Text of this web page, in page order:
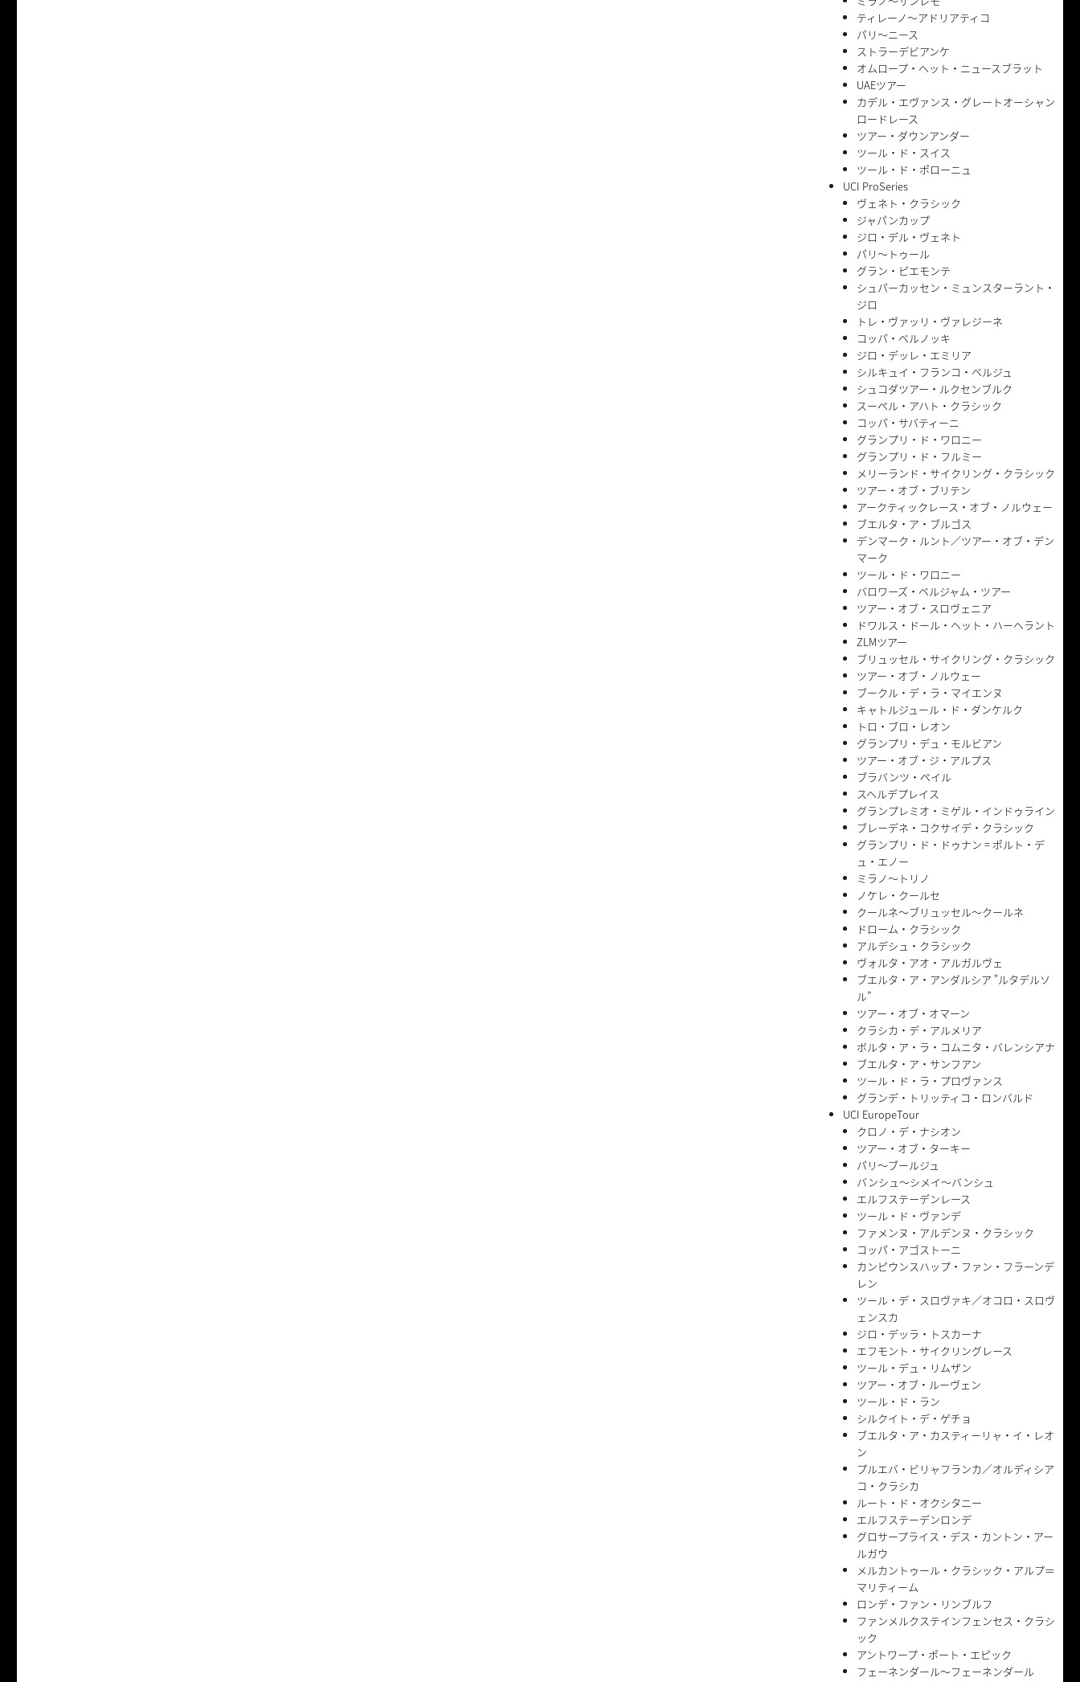
ティレーノ〜アドリアティコ
パリ〜ニース
ストラーデビアンケ
オムロープ・ヘット・ニュースブラット
UAEツアー
カデル・エヴァンス・グレートオーシャン
ロードレース
ツアー・ダウンアンダー
ツール・ド・スイス
ツール・ド・ポローニュ
UCI ProSeries
ヴェネト・クラシック
ジャパンカップ
ジロ・デル・ヴェネト
パリ〜トゥール
グラン・ピエモンテ
シュパーカッセン・ミュンスターラント・
ジロ
トレ・ヴァッリ・ヴァレジーネ
コッパ・ベルノッキ
ジロ・デッレ・エミリア
シルキュイ・フランコ・ベルジュ
シュコダツアー・ルクセンブルク
スーペル・アハト・クラシック
コッパ・サバティーニ
グランプリ・ド・ワロニー
グランプリ・ド・フルミー
メリーランド・サイクリング・クラシック
ツアー・オブ・ブリテン
アークティックレース・オブ・ノルウェー
ブエルタ・ア・ブルゴス
デンマーク・ルント／ツアー・オブ・デン
マーク
ツール・ド・ワロニー
バロワーズ・ベルジャム・ツアー
ツアー・オブ・スロヴェニア
ドワルス・ドール・ヘット・ハーヘラント
ZLMツアー
ブリュッセル・サイクリング・クラシック
ツアー・オブ・ノルウェー
ブークル・デ・ラ・マイエンヌ
キャトルジュール・ド・ダンケルク
トロ・ブロ・レオン
グランプリ・デュ・モルビアン
ツアー・オブ・ジ・アルプス
ブラバンツ・ペイル
スヘルデプレイス
グランプレミオ・ミゲル・インドゥライン
ブレーデネ・コクサイデ・クラシック
グランプリ・ド・ドゥナン = ポルト・デ
ュ・エノー
ミラノ〜トリノ
ノケレ・クールセ
クールネ〜ブリュッセル〜クールネ
ドローム・クラシック
アルデシュ・クラシック
ヴォルタ・アオ・アルガルヴェ
ブエルタ・ア・アンダルシア "ルタデルソ
ル”
ツアー・オブ・オマーン
クラシカ・デ・アルメリア
ボルタ・ア・ラ・コムニタ・バレンシアナ
ブエルタ・ア・サンフアン
ツール・ド・ラ・プロヴァンス
グランデ・トリッティコ・ロンバルド
UCI EuropeTour
クロノ・デ・ナシオン
ツアー・オブ・ターキー
パリ〜ブールジュ
バンシュ〜シメイ〜バンシュ
エルフステーデンレース
ツール・ド・ヴァンデ
ファメンヌ・アルデンヌ・クラシック
コッパ・アゴストーニ
カンピウンスハップ・ファン・フラーンデ
レン
ツール・デ・スロヴァキ／オコロ・スロヴ
ェンスカ
ジロ・デッラ・トスカーナ
エフモント・サイクリングレース
ツール・デュ・リムザン
ツアー・オブ・ルーヴェン
ツール・ド・ラン
シルクイト・デ・ゲチョ
ブエルタ・ア・カスティーリャ・イ・レオ
ン
プルエバ・ビリャフランカ／オルディシア
コ・クラシカ
ルート・ド・オクシタニー
エルフステーデンロンデ
グロサープライス・デス・カントン・アー
ルガウ
メルカントゥール・クラシック・アルプ＝
マリティーム
ロンデ・ファン・リンブルフ
ファンメルクステインフェンセス・クラシ
ック
アントワープ・ポート・エピック
フェーネンダール〜フェーネンダール